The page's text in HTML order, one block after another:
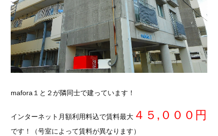
mafora１と２が隣同士で建っています！
インターネット月額利用料込で賃料最大 ４５,０００円
です！（号室によって賃料が異なります）